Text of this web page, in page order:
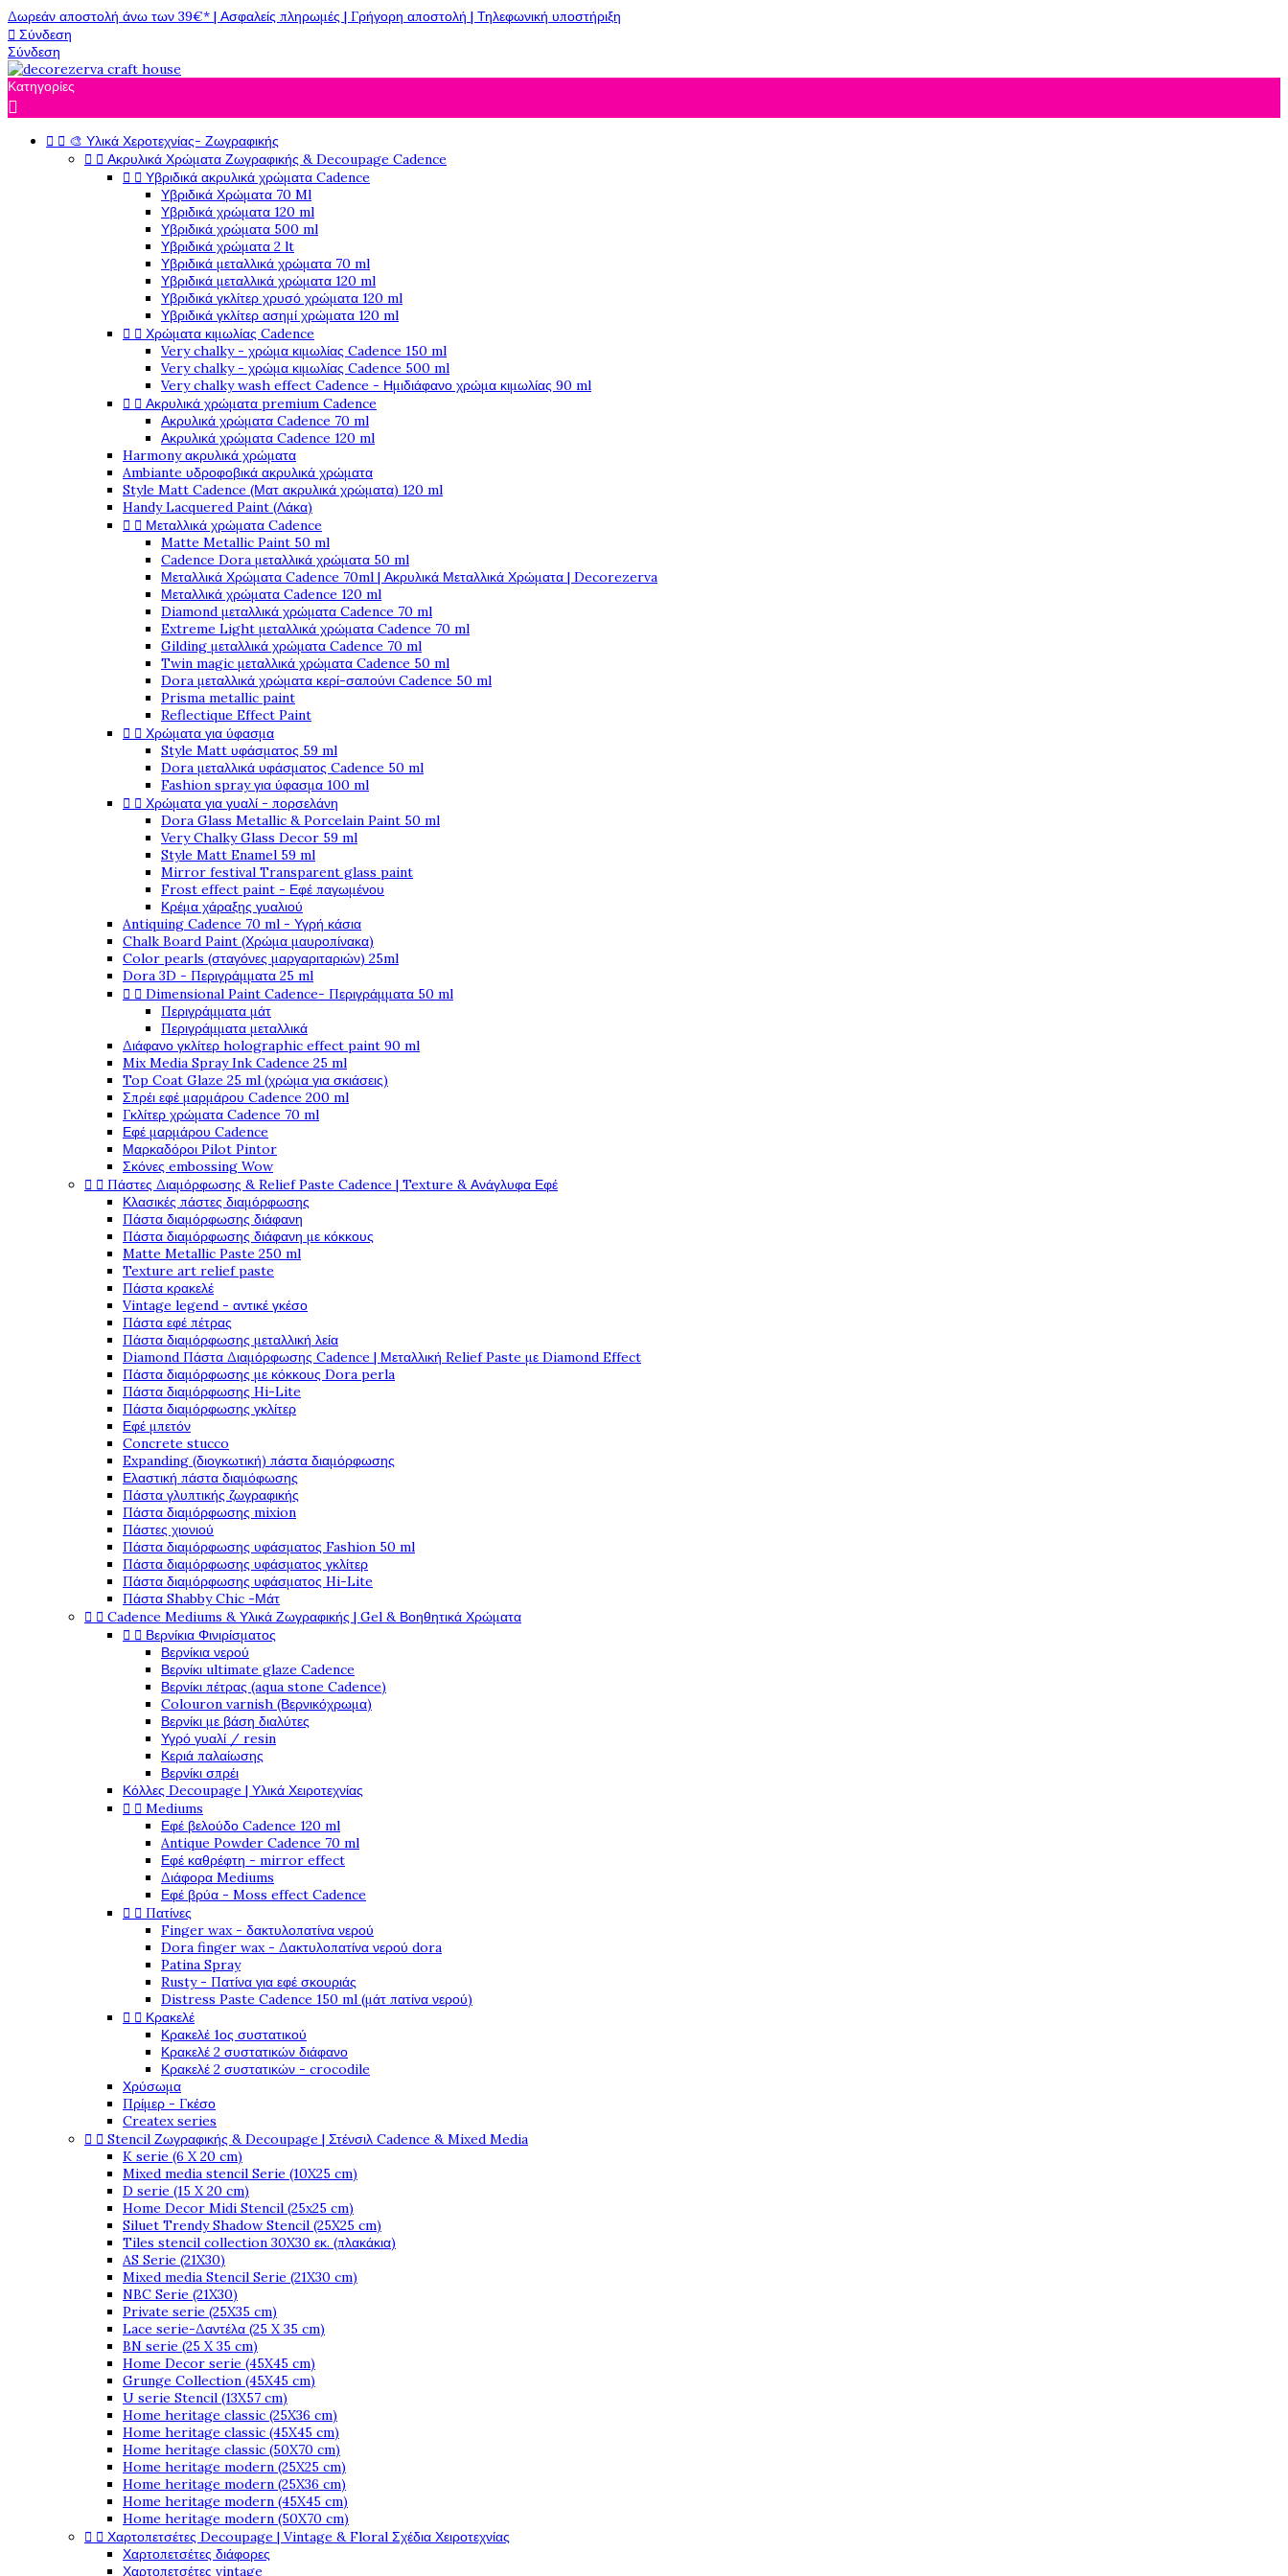
Δωρεάν αποστολή άνω των 39€* | Ασφαλείς πληρωμές | Γρήγορη αποστολή | Τηλεφωνική υποστήριξη
 Σύνδεση
Σύνδεση
Κατηγορίες

  🎨 Υλικά Χεροτεχνίας- Ζωγραφικής
  Ακρυλικά Χρώματα Ζωγραφικής & Decoupage Cadence
  Υβριδικά ακρυλικά χρώματα Cadence
Υβριδικά Χρώματα 70 Ml
Υβριδικά χρώματα 120 ml
Υβριδικά χρώματα 500 ml
Υβριδικά χρώματα 2 lt
Υβριδικά μεταλλικά χρώματα 70 ml
Υβριδικά μεταλλικά χρώματα 120 ml
Υβριδικά γκλίτερ χρυσό χρώματα 120 ml
Υβριδικά γκλίτερ ασημί χρώματα 120 ml
  Χρώματα κιμωλίας Cadence
Very chalky - χρώμα κιμωλίας Cadence 150 ml
Very chalky - χρώμα κιμωλίας Cadence 500 ml
Very chalky wash effect Cadence - Ημιδιάφανο χρώμα κιμωλίας 90 ml
  Ακρυλικά χρώματα premium Cadence
Ακρυλικά χρώματα Cadence 70 ml
Ακρυλικά χρώματα Cadence 120 ml
Harmony ακρυλικά χρώματα
Ambiante υδροφοβικά ακρυλικά χρώματα
Style Matt Cadence (Ματ ακρυλικά χρώματα) 120 ml
Handy Lacquered Paint (Λάκα)
  Μεταλλικά χρώματα Cadence
Matte Metallic Paint 50 ml
Cadence Dora μεταλλικά χρώματα 50 ml
Μεταλλικά Χρώματα Cadence 70ml | Ακρυλικά Μεταλλικά Χρώματα | Decorezerva
Μεταλλικά χρώματα Cadence 120 ml
Diamond μεταλλικά χρώματα Cadence 70 ml
Extreme Light μεταλλικά χρώματα Cadence 70 ml
Gilding μεταλλικά χρώματα Cadence 70 ml
Twin magic μεταλλικά χρώματα Cadence 50 ml
Dora μεταλλικά χρώματα κερί-σαπούνι Cadence 50 ml
Prisma metallic paint
Reflectique Effect Paint
  Χρώματα για ύφασμα
Style Matt υφάσματος 59 ml
Dora μεταλλικά υφάσματος Cadence 50 ml
Fashion spray για ύφασμα 100 ml
  Χρώματα για γυαλί - πορσελάνη
Dora Glass Metallic & Porcelain Paint 50 ml
Very Chalky Glass Decor 59 ml
Style Matt Enamel 59 ml
Mirror festival Transparent glass paint
Frost effect paint - Εφέ παγωμένου
Κρέμα χάραξης γυαλιού
Antiquing Cadence 70 ml - Υγρή κάσια
Chalk Board Paint (Χρώμα μαυροπίνακα)
Color pearls (σταγόνες μαργαριταριών) 25ml
Dora 3D - Περιγράμματα 25 ml
  Dimensional Paint Cadence- Περιγράμματα 50 ml
Περιγράμματα μάτ
Περιγράμματα μεταλλικά
Διάφανο γκλίτερ holographic effect paint 90 ml
Mix Media Spray Ink Cadence 25 ml
Top Coat Glaze 25 ml (χρώμα για σκιάσεις)
Σπρέι εφέ μαρμάρου Cadence 200 ml
Γκλίτερ χρώματα Cadence 70 ml
Εφέ μαρμάρου Cadence
Μαρκαδόροι Pilot Pintor
Σκόνες embossing Wow
  Πάστες Διαμόρφωσης & Relief Paste Cadence | Texture & Ανάγλυφα Εφέ
Κλασικές πάστες διαμόρφωσης
Πάστα διαμόρφωσης διάφανη
Πάστα διαμόρφωσης διάφανη με κόκκους
Matte Metallic Paste 250 ml
Texture art relief paste
Πάστα κρακελέ
Vintage legend - αντικέ γκέσο
Πάστα εφέ πέτρας
Πάστα διαμόρφωσης μεταλλική λεία
Diamond Πάστα Διαμόρφωσης Cadence | Μεταλλική Relief Paste με Diamond Effect
Πάστα διαμόρφωσης με κόκκους Dora perla
Πάστα διαμόρφωσης Hi-Lite
Πάστα διαμόρφωσης γκλίτερ
Εφέ μπετόν
Concrete stucco
Expanding (διογκωτική) πάστα διαμόρφωσης
Ελαστική πάστα διαμόφωσης
Πάστα γλυπτικής ζωγραφικής
Πάστα διαμόρφωσης mixion
Πάστες χιονιού
Πάστα διαμόρφωσης υφάσματος Fashion 50 ml
Πάστα διαμόρφωσης υφάσματος γκλίτερ
Πάστα διαμόρφωσης υφάσματος Hi-Lite
Πάστα Shabby Chic -Μάτ
  Cadence Mediums & Υλικά Ζωγραφικής | Gel & Βοηθητικά Χρώματα
  Βερνίκια Φινιρίσματος
Βερνίκια νερού
Βερνίκι ultimate glaze Cadence
Βερνίκι πέτρας (aqua stone Cadence)
Colouron varnish (Βερνικόχρωμα)
Βερνίκι με βάση διαλύτες
Υγρό γυαλί / resin
Κεριά παλαίωσης
Βερνίκι σπρέι
Κόλλες Decoupage | Υλικά Χειροτεχνίας
  Mediums
Εφέ βελούδο Cadence 120 ml
Antique Powder Cadence 70 ml
Εφέ καθρέφτη - mirror effect
Διάφορα Mediums
Εφέ βρύα - Moss effect Cadence
  Πατίνες
Finger wax - δακτυλοπατίνα νερού
Dora finger wax - Δακτυλοπατίνα νερού dora
Patina Spray
Rusty - Πατίνα για εφέ σκουριάς
Distress Paste Cadence 150 ml (μάτ πατίνα νερού)
  Κρακελέ
Κρακελέ 1ος συστατικού
Κρακελέ 2 συστατικών διάφανο
Κρακελέ 2 συστατικών - crocodile
Χρύσωμα
Πρίμερ - Γκέσο
Createx series
  Stencil Ζωγραφικής & Decoupage | Στένσιλ Cadence & Mixed Media
K serie (6 X 20 cm)
Mixed media stencil Serie (10X25 cm)
D serie (15 X 20 cm)
Home Decor Midi Stencil (25x25 cm)
Siluet Trendy Shadow Stencil (25X25 cm)
Tiles stencil collection 30X30 εκ. (πλακάκια)
AS Serie (21X30)
Mixed media Stencil Serie (21X30 cm)
NBC Serie (21X30)
Private serie (25X35 cm)
Lace serie-Δαντέλα (25 X 35 cm)
BN serie (25 X 35 cm)
Home Decor serie (45X45 cm)
Grunge Collection (45X45 cm)
U serie Stencil (13X57 cm)
Home heritage classic (25X36 cm)
Home heritage classic (45X45 cm)
Home heritage classic (50X70 cm)
Home heritage modern (25X25 cm)
Home heritage modern (25X36 cm)
Home heritage modern (45X45 cm)
Home heritage modern (50X70 cm)
  Χαρτοπετσέτες Decoupage | Vintage & Floral Σχέδια Χειροτεχνίας
Χαρτοπετσέτες διάφορες
Χαρτοπετσέτες vintage